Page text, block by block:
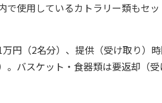
で使用しているカトラリー類もセ
円（2名分）、提供（受け取り）
。バスケット・食器類は要返却（受